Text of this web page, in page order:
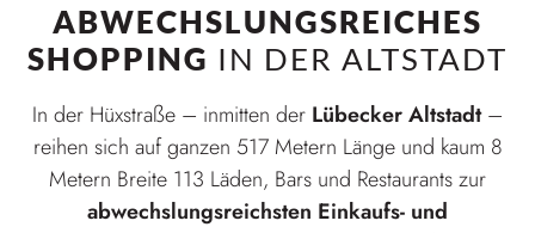
ABWECHSLUNGSREICHES
SHOPPING IN DER ALTSTADT
In der Hüxstraße – inmitten der Lübecker Altstadt–
reihen sich auf ganzen 517 Metern Länge und kaum 8
Metern Breite 113 Läden, Bars und Restaurants zur
abwechslungsreichsten Einkaufs- und